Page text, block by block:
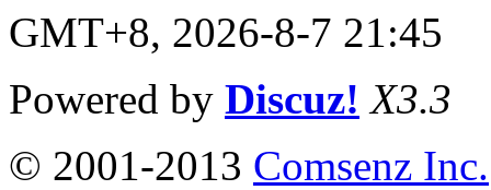
GMT+8, 2026-8-7 21:45
Powered by Discuz! X3.3
© 2001-2013 Comsenz Inc.